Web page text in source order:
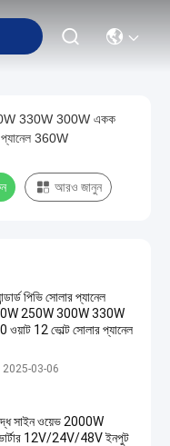
330W 300W একক
360W
আরও জানুন
পিভি সোলার প্যানেল
250W 300W 330W
ওয়াট 12 ভোল্ট সোলার প্যানেল
Glass Solar Panel
2025-03-06
সাইন ওয়েভ 2000W
12V/24V/48V ইনপুট